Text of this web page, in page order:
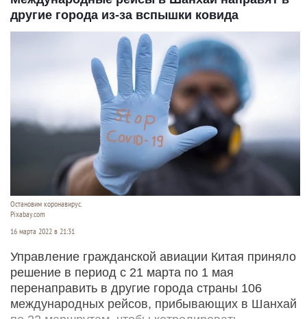
другие города из-за вспышки ковида
Остановим коронавирус.
Pixabay.com
16 марта 2022 в 21:31
Управление гражданской авиации Китая приняло
решение в период с 21 марта по 1 мая
перенаправить в другие города страны 106
международных рейсов, прибывающих в Шанхай